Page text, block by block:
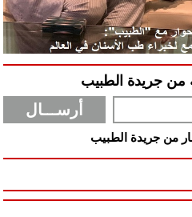
من جريدة الطبيب
من جريدة الطبيب